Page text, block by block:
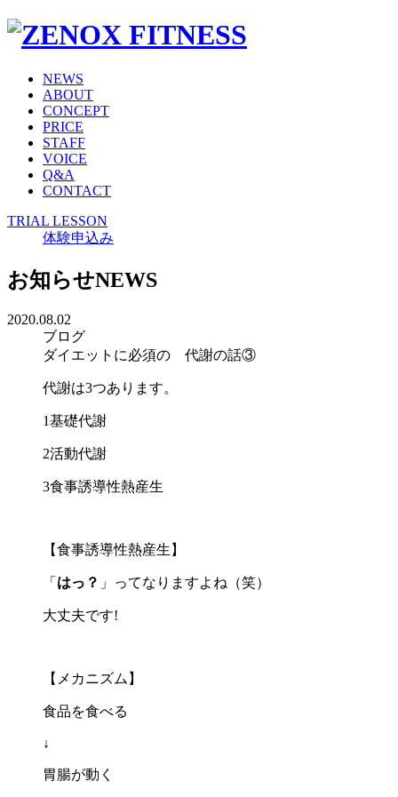
NEWS
ABOUT
CONCEPT
PRICE
STAFF
VOICE
Q&A
CONTACT
TRIAL LESSON
体験申込み
お知らせNEWS
2020.08.02
ブログ
ダイエットに必須の 代謝の話③
代謝は3つあります。
1基礎代謝
2活動代謝
3食事誘導性熱産生
【食事誘導性熱産生】
「 はっ？ 」ってなりますよね（笑）
大丈夫です!
【メカニズム】
食品を食べる
↓
胃腸が動く